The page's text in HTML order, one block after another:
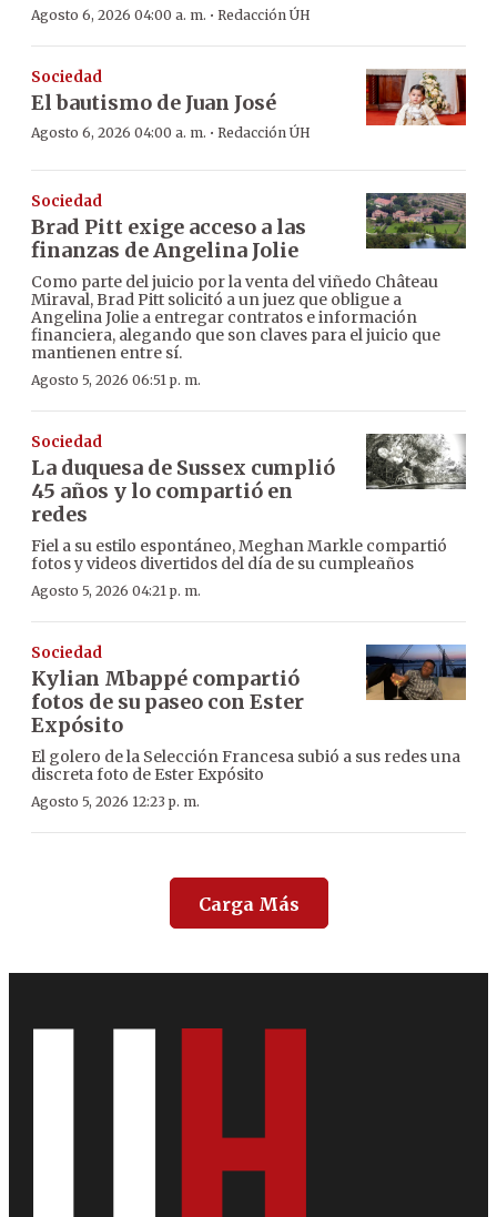
Agosto 6, 2026 04:00 a. m. · Redacción ÚH
Sociedad
El bautismo de Juan José
Agosto 6, 2026 04:00 a. m. · Redacción ÚH
Sociedad
Brad Pitt exige acceso a las
finanzas de Angelina Jolie
Como parte del juicio por la venta del viñedo Château
Miraval, Brad Pitt solicitó a un juez que obligue a
Angelina Jolie a entregar contratos e información
financiera, alegando que son claves para el juicio que
mantienen entre sí.
Agosto 5, 2026 06:51 p. m.
Sociedad
La duquesa de Sussex cumplió
45 años y lo compartió en
redes
Fiel a su estilo espontáneo, Meghan Markle compartió
fotos y videos divertidos del día de su cumpleaños
Agosto 5, 2026 04:21 p. m.
Sociedad
Kylian Mbappé compartió
fotos de su paseo con Ester
Expósito
El golero de la Selección Francesa subió a sus redes una
discreta foto de Ester Expósito
Agosto 5, 2026 12:23 p. m.
Carga Más